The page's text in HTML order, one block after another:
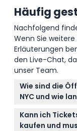
Häufig
Nachfolgend
Wenn Sie
Erläuterungen
den Live-Chat,
unser Team.
Wie sind die
NYC und wie
Das
von 12:00 bis
Kann ich
kaufen und